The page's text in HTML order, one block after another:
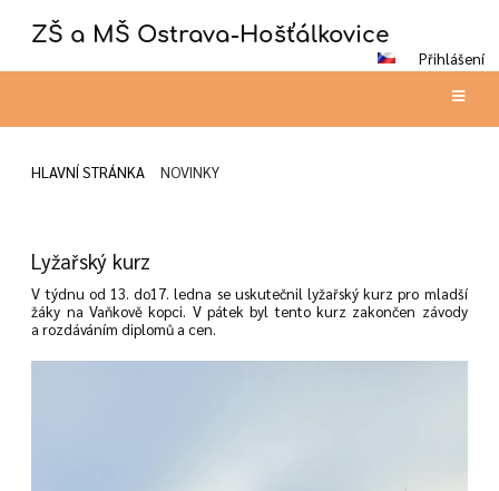
ZŠ a MŠ Ostrava-Hošťálkovice
Přihlášení
HLAVNÍ STRÁNKA NOVINKY
Lyžařský kurz
V týdnu od 13. do17. ledna se uskutečnil lyžařský kurz pro mladší
žáky na Vaňkově kopci. V pátek byl tento kurz zakončen závody
a rozdáváním diplomů a cen.